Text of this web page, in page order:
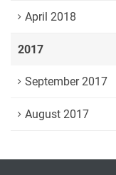
April 2018
2017
September 2017
August 2017